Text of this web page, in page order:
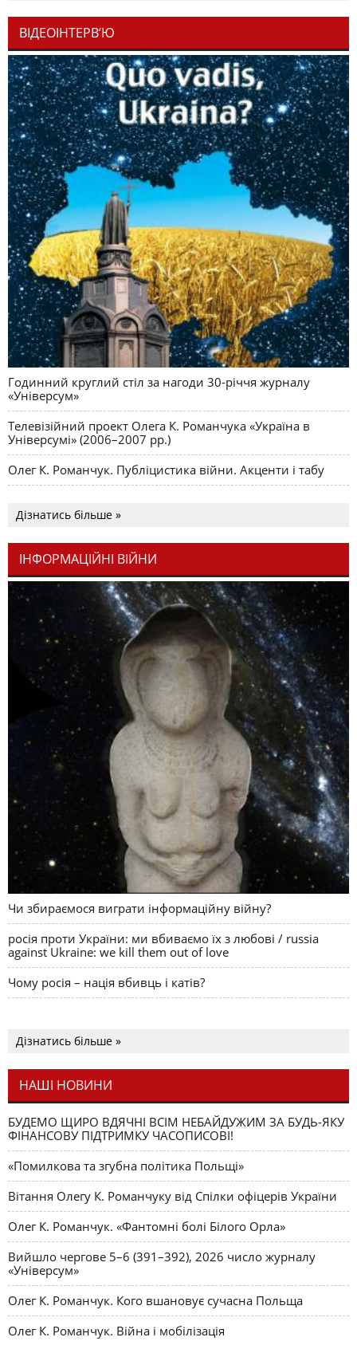
ВІДЕОІНТЕРВ’Ю
Годинний круглий стіл за нагоди 30-річчя журналу
«Універсум»
Телевізійний проект Олега К. Романчука «Україна в
Універсумі» (2006–2007 рр.)
Олег К. Романчук. Публіцистика війни. Акценти і табу
Дізнатись більше »
ІНФОРМАЦІЙНІ ВІЙНИ
Чи збираємося виграти інформаційну війну?
росія проти України: ми вбиваємо їх з любові / russia
against Ukraine: we kill them out of love
Чому росія – нація вбивць і катів?
Дізнатись більше »
НАШІ НОВИНИ
БУДЕМО ЩИРО ВДЯЧНІ ВСІМ НЕБАЙДУЖИМ ЗА БУДЬ-ЯКУ
ФІНАНСОВУ ПІДТРИМКУ ЧАСОПИСОВІ!
«Помилкова та згубна політика Польщі»
Вітання Олегу К. Романчуку від Спілки офіцерів України
Олег К. Романчук. «Фантомні болі Білого Орла»
Вийшло чергове 5–6 (391–392), 2026 число журналу
«Універсум»
Олег К. Романчук. Кого вшановує сучасна Польща
Олег К. Романчук. Війна і мобілізація